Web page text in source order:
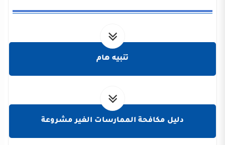
تنبيه هام
دليل مكافحة الممارسات الغير مشروعة